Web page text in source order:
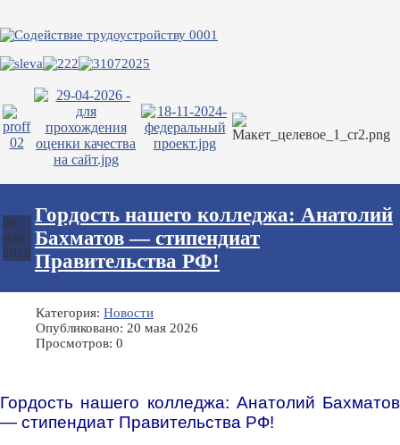
20
мая
2026
Гордость нашего колледжа: Анатолий
Бахматов — стипендиат
Правительства РФ!
Категория: Новости
Опубликовано: 20 мая 2026
Просмотров: 0
Гордость нашего колледжа: Анатолий Бахматов
— стипендиат Правительства РФ!